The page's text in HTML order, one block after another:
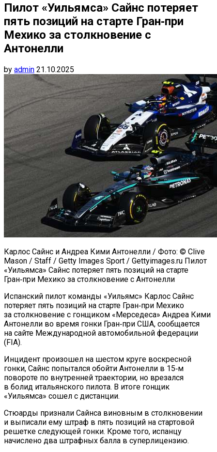
Пилот «Уильямса» Сайнс потеряет
пять позиций на старте Гран‑при
Мехико за столкновение с
Антонелли
by admin 21.10.2025
Карлос Сайнс и Андреа Кими Антонелли / Фото: © Clive
Mason / Staff / Getty Images Sport / Gettyimages.ru Пилот
«Уильямса» Сайнс потеряет пять позиций на старте
Гран‑при Мехико за столкновение с Антонелли
Испанский пилот команды «Уильямс» Карлос Сайнс
потеряет пять позиций на старте Гран‑при Мехико
за столкновение с гонщиком «Мерседеса» Андреа Кими
Антонелли во время гонки Гран‑при США, сообщается
на сайте Международной автомобильной федерации
(FIA).
Инцидент произошел на шестом круге воскресной
гонки, Сайнс попытался обойти Антонелли в 15‑м
повороте по внутренней траектории, но врезался
в болид итальянского пилота. В итоге гонщик
«Уильямса» сошел с дистанции.
Стюарды признали Сайнса виновным в столкновении
и выписали ему штраф в пять позиций на стартовой
решетке следующей гонки. Кроме того, испанцу
начислено два штрафных балла в суперлицензию.